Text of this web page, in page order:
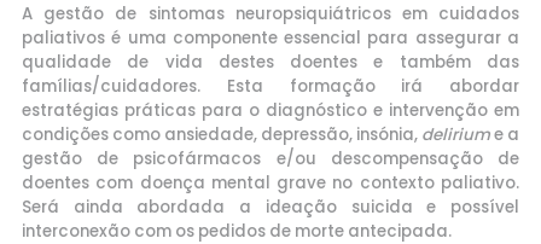
A gestão de sintomas neuropsiquiátricos em cuidados
paliativos é uma componente essencial para assegurar a
qualidade de vida destes doentes e também das
famílias/cuidadores. Esta formação irá abordar
estratégias práticas para o diagnóstico e intervenção em
condições como ansiedade, depressão, insónia, deliriume a
gestão de psicofármacos e/ou descompensação de
doentes com doença mental grave no contexto paliativo.
Será ainda abordada a ideação suicida e possível
interconexão com os pedidos de morte antecipada.